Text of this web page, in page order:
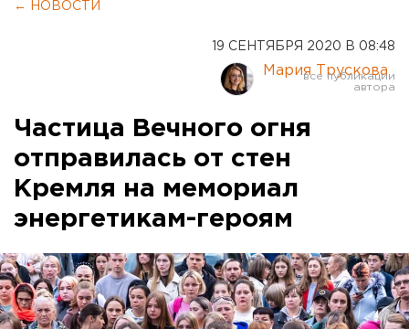
← НОВОСТИ
19 СЕНТЯБРЯ 2020 В 08:48
Мария Трускова
Частица Вечного огня
отправилась от стен
Кремля на мемориал
энергетикам-героям